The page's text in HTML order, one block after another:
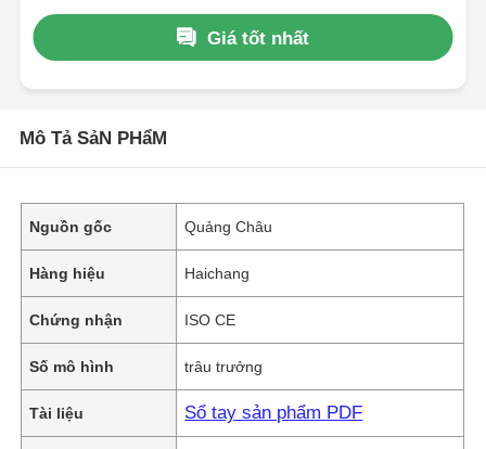
Giá tốt nhất
Mô Tả SảN PHẩM
Nguồn gốc Quảng Châu
Hàng hiệu Haichang
Chứng nhận ISO CE
Số mô hình trâu trưởng
Tài liệu Sổ tay sản phẩm PDF